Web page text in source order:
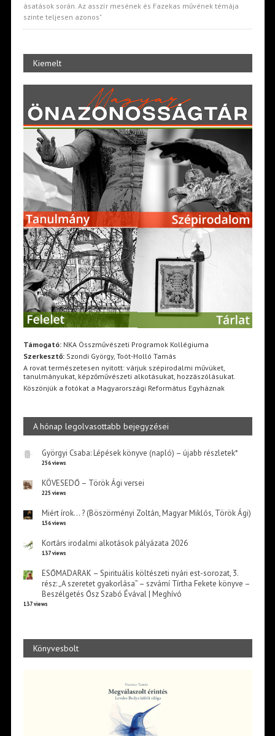
ásatások során. Az asszír mesének és Fazekas művének témája
szinte teljesen azonos"
Kiemelt
Támogató:NKA Összművészeti Programok Kollégiuma
Szerkesztő:Szondi György, Toót-Holló Tamás
A rovat természetesen nyitott: várjuk szépirodalmi művüket,
tanulmányukat, képzőművészeti alkotásukat, hozzászólásukat.
Köszönjük a fotókat a Magyarországi Református Egyháznak
A hónap legolvasottabb bejegyzései
Györgyi Csaba: Lépések könyve (napló) – újabb részletek*
256 views
KÖVESEDŐ – Török Ági versei
225 views
Miért írok… ? (Böszörményi Zoltán, Magyar Miklós, Török Ági)
156 views
Kortárs irodalmi alkotások pályázata 2026
137 views
ESŐMADARAK – Spirituális költészeti nyári est-sorozat, 3.
rész: „A szeretet gyakorlása” – szvámí Tírtha Fekete könyve –
Beszélgetés Ősz Szabó Évával | Meghívó
137 views
Könyvesbolt